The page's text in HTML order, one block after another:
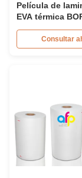
Película de
EVA térmica
doble cara
Consultar